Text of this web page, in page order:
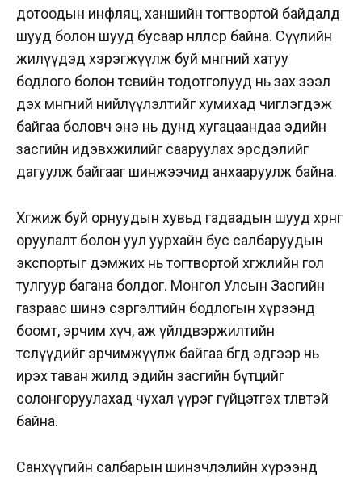
дотоодын инфляц, ханшийн тогтвортой байдалд
шууд болон шууд бусаар нөлөөлсөөр байна. Сүүлийн
жилүүдэд хэрэгжүүлж буй мөнгөний хатуу
бодлого болон төсвийн тодотголууд нь зах зээл
дэх мөнгөний нийлүүлэлтийг хумихад чиглэгдэж
байгаа боловч энэ нь дунд хугацаандаа эдийн
засгийн идэвхжилийг сааруулах эрсдэлийг
дагуулж байгааг шинжээчид анхааруулж байна.
Хөгжиж буй орнуудын хувьд гадаадын шууд хөрөнгө
оруулалт болон уул уурхайн бус салбаруудын
экспортыг дэмжих нь тогтвортой хөгжлийн гол
тулгуур багана болдог. Монгол Улсын Засгийн
газраас шинэ сэргэлтийн бодлогын хүрээнд
боомт, эрчим хүч, аж үйлдвэржилтийн
төслүүдийг эрчимжүүлж байгаа бөгөөд эдгээр нь
ирэх таван жилд эдийн засгийн бүтцийг
солонгоруулахад чухал үүрэг гүйцэтгэх төлөвтэй
байна.
Санхүүгийн салбарын шинэчлэлийн хүрээнд